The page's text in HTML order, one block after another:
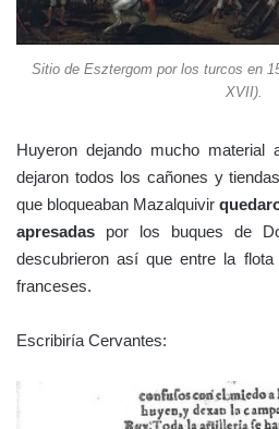
Sitio de Esztergom por los turcos en
XVII).
Huyeron dejando mucho
dejaron todos los cañones y
que bloqueaban Mazalquivir
apresadas por los buques de
descubrieron así que entre la
franceses.
Escribiría Cervantes: